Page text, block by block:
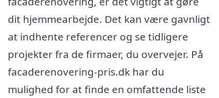
dit hjemmearbejde. Det kan være gavnligt
at indhente referencer og se tidligere
projekter fra de firmaer, du overvejer. På
facaderenovering-pris.dk har du
mulighed for at finde en omfattende liste